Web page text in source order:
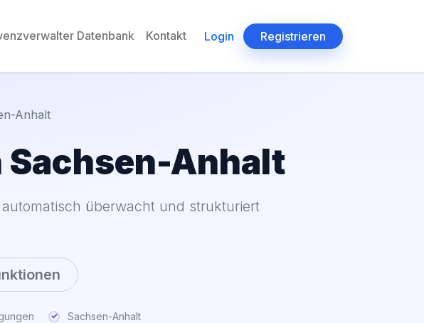
Datenbank Kontakt Login Registrieren
Anhalt
Anhalt
überwacht und strukturiert
Sachsen-Anhalt